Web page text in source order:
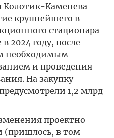
Колотик-Каменева
крупнейшего в
стационара
2024 году, после
необходимым
и проведения
На закупку
1,2 млрд
проектно-
(пришлось, в том